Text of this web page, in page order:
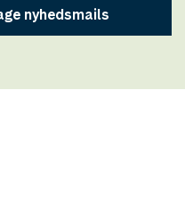
nyhedsmails